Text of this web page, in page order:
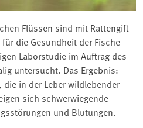
Flüssen sind mit Rattengift
die Gesundheit der Fische
Laborstudie im Auftrag des
untersucht. Das Ergebnis:
in der Leber wildlebender
sich schwerwiegende
und Blutungen.